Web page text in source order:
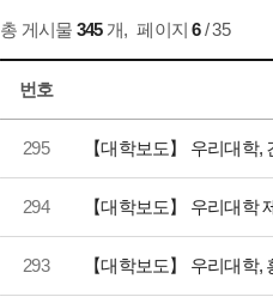
총 게시물 345개, 페이지6/ 35
번호
295 【대학보도】 우리대학
294 【대학보도】 우리대학
293 【대학보도】 우리대학